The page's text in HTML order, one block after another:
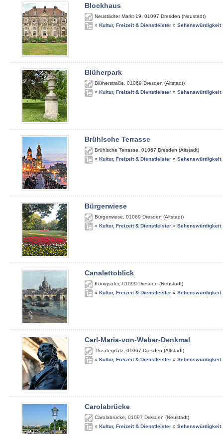
Blockhaus
Neustädter Markt 19 01097 Dresden (Neustadt)
» Kultur, Freizeit & Dienstleister » Sehenswürdigkeit
Blüherpark
Blüherstraße 01069 Dresden (Altstadt)
» Kultur, Freizeit & Dienstleister » Sehenswürdigkeit
Brühlsche Terrasse
Brühlsche Terrasse 01067 Dresden (Altstadt)
» Kultur, Freizeit & Dienstleister » Sehenswürdigkeit
Bürgerwiese
Bürgerwiese 01069 Dresden (Altstadt)
» Kultur, Freizeit & Dienstleister » Sehenswürdigkeit
Canalettoblick
Königsufer, 01099 Dresden (Neustadt)
» Kultur, Freizeit & Dienstleister » Sehenswürdigkeit
Carl-Maria-von-Weber-Denkmal
Theaterplatz 01067 Dresden (Altstadt)
» Kultur, Freizeit & Dienstleister » Sehenswürdigkeit
Carolabrücke
Carolabrücke 01097 Dresden (Neustadt)
» Kultur, Freizeit & Dienstleister » Sehenswürdigkeit